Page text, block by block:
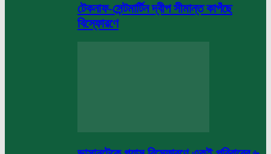
টেকনাফ-সেন্টমার্টিন দ্বীপ সীমান্ত কাপঁছে
বিস্ফোরণে